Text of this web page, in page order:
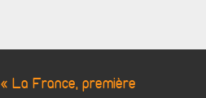
« La France, première